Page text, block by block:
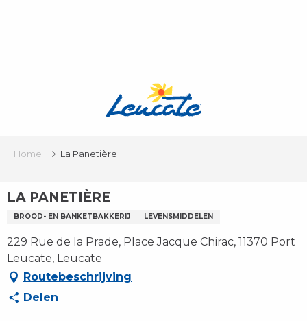
Home La Panetière
LA PANETIÈRE
BROOD- EN BANKETBAKKERIJ LEVENSMIDDELEN
229 Rue de la Prade, Place Jacque Chirac, 11370 Port
Leucate, Leucate
Routebeschrijving
Delen